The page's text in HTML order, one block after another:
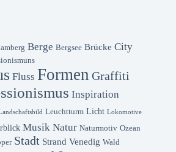
Berge Bergsee Brücke City
Fluss Formen Graffiti
Inspiration
Leuchtturm Licht Lokomotive
Musik Natur Naturmotiv Ozean
Stadt Strand Venedig Wald